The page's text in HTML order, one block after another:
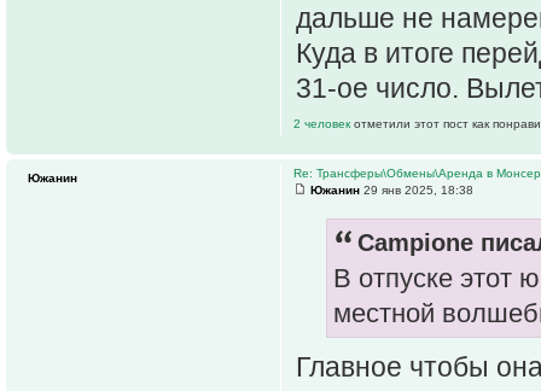
дальше не
Куда в итоге
31-ое число.
2 человек отметили этот пост как
Re: Трансферы\Обмены\Аренда в
Южанин 29 янв 2025, 18:38
Campione
В отпуске этот
местной
Главное чтобы
Южанин